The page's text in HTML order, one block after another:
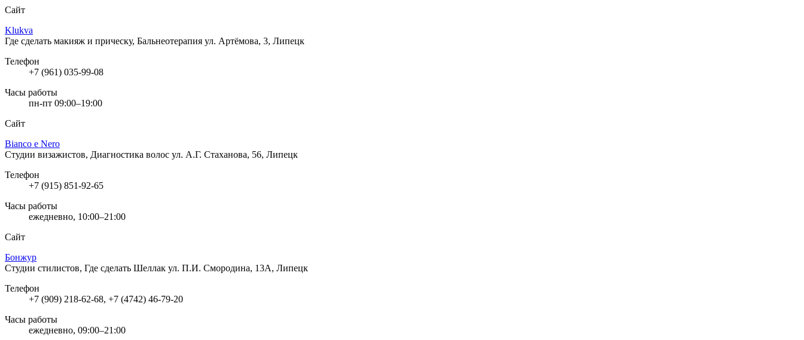
Сайт
Klukva
Где сделать макияж и прическу, Бальнеотерапия ул. Артёмова, 3, Липецк
Телефон
+7 (961) 035-99-08
Часы работы
пн-пт 09:00–19:00
Сайт
Bianco e Nero
Студии визажистов, Диагностика волос ул. А.Г. Стаханова, 56, Липецк
Телефон
+7 (915) 851-92-65
Часы работы
ежедневно, 10:00–21:00
Сайт
Бонжур
Студии стилистов, Где сделать Шеллак ул. П.И. Смородина, 13А, Липецк
Телефон
+7 (909) 218-62-68, +7 (4742) 46-79-20
Часы работы
ежедневно, 09:00–21:00